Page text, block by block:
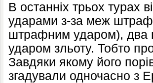
В останніх трьох турах
ударами з-за меж
штрафним ударом), два
ударом зльоту. Тобто
Завдяки якому його
згадували одночасно з